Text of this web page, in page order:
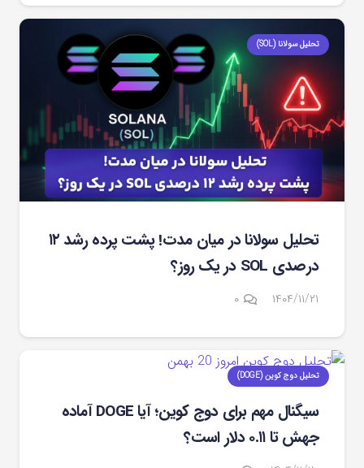
تحلیل سولانا (SOL)
تحلیل سولانا در میان مدت! پشت پرده رشد ۱۲
درصدی SOL در یک روز؟
۱۴۰۴/۱۱/۲۱ ۰
تحلیل دوج کوین (DOGE)
سیگنال مهم برای دوج‌ کوین؛ آیا DOGE آماده
جهش تا ۰.۱۱ دلار است؟